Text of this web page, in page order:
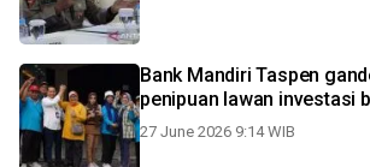
Bank Mandiri Taspen
penipuan lawan investasi
27 June 2026 9:14 WIB